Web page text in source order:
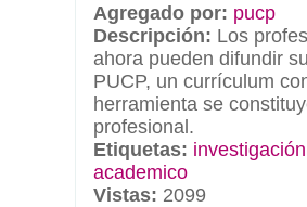
Agregado por: pucp
Descripción: Los
ahora pueden difundir
PUCP, un currículum
herramienta se
profesional.
Etiquetas: investigación
academico
Vistas: 2099